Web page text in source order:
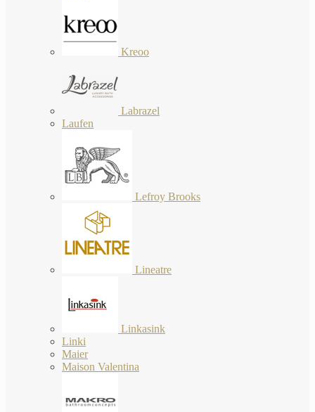
Kreoo
Labrazel
Laufen
Lefroy Brooks
Lineatre
Linkasink
Linki
Maier
Maison Valentina